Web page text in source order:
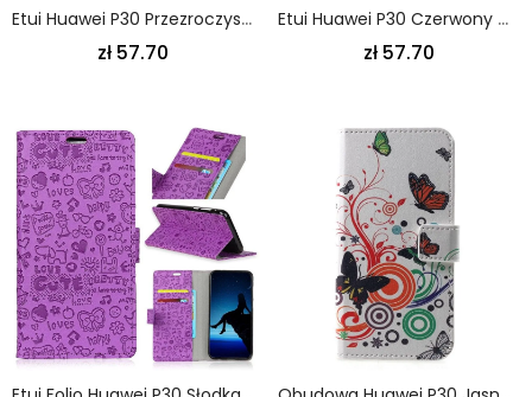
Etui Huawei P30 Przezroczyste Pingwiny
zł 57.70
Etui Huawei P30 Czerwony Czarny Mofi Etui Ochronne
zł 57.70